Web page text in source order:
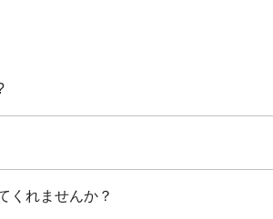
くれませんか？